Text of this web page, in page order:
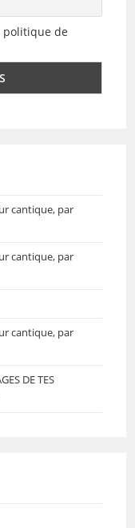
politique de
cantique, par
cantique, par
cantique, par
DE TES